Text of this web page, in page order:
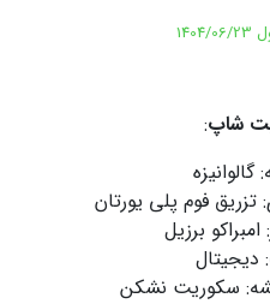
1404/06/23
شاپ:
تزریق فوم پلی یورتان
امبراکو برزیل
دیجیتال
سکوریت نشکن